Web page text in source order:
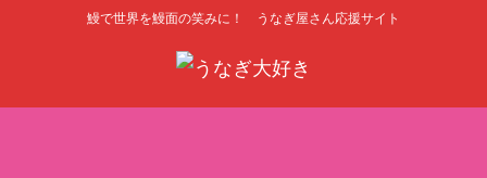
鰻で世界を鰻面の笑みに！ うなぎ屋さん応援サイト